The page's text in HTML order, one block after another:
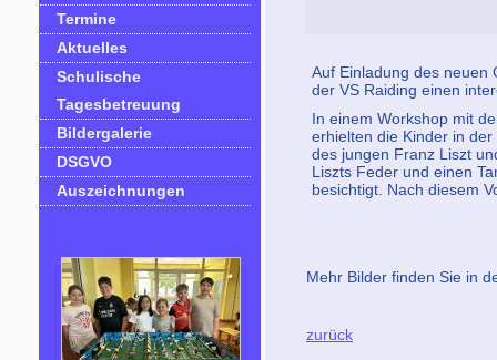
Termine
Aktuelles
Schulische
Tagesbetreuung
Bildergalerie
DSGVO
Auszeichnungen
Auf Einladung des neuen
der VS Raiding einen
In einem Workshop mit
erhielten die Kinder in
des jungen Franz Liszt
Liszts Feder und einen
besichtigt. Nach diesem
Mehr Bilder finden Sie in
zurück